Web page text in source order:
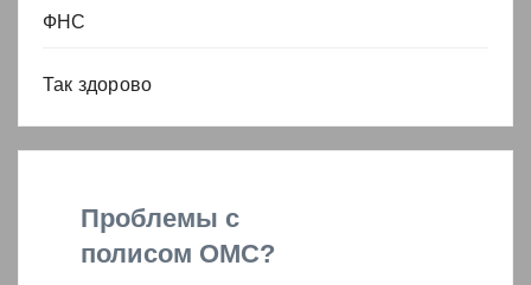
ФНС
Так здорово
Проблемы с
полисом ОМС?